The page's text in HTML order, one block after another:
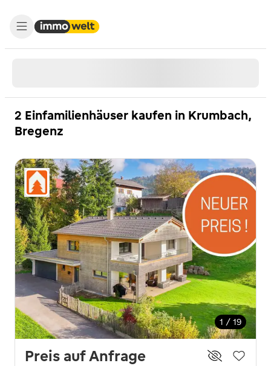
2 Einfamilienhäuser kaufen in Krumbach,
Bregenz
1 / 19
Preis auf Anfrage